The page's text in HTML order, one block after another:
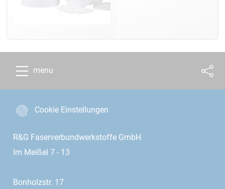
menu
Cookie Einstellungen
R&G Faserverbundwerkstoffe GmbH
Im Meißel 7 - 13
Bonholzstr. 17